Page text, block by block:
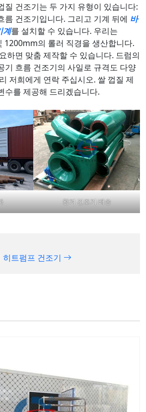
질 건조기는 두 가지 유형이 있습니다:
름 건조기입니다. 그리고 기계 뒤에 바
계를 설치할 수 있습니다. 우리는
의 롤러 직경을 생산합니다.
하면 맞춤 제작할 수 있습니다. 드럼의
기 흐름 건조기의 사일로 규격도 다양
저희에게 연락 주십시오. 쌀 껍질 제
수를 제공해 드리겠습니다.
왕겨 건조기 배송
트펌프 건조기